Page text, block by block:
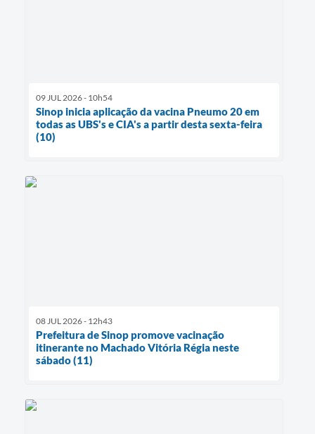
09 JUL 2026 - 10h54
Sinop inicia aplicação da vacina Pneumo 20 em
todas as UBS's e CIA's a partir desta sexta-feira
(10)
08 JUL 2026 - 12h43
Prefeitura de Sinop promove vacinação
itinerante no Machado Vitória Régia neste
sábado (11)